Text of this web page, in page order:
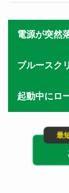
電源が突然
ブルースク
起動中にロ
最